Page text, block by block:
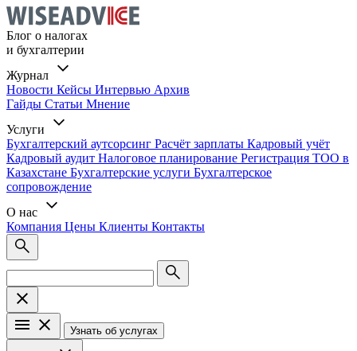
Блог о налогах
и бухгалтерии
Журнал
Новости Кейсы Интервью Архив
Гайды Статьи Мнение
Услуги
Бухгалтерский аутсорсинг Расчёт зарплаты Кадровый учёт
Кадровый аудит Налоговое планирование Регистрация ТОО в
Казахстане Бухгалтерские услуги Бухгалтерское
сопровождение
О нас
Компания Цены Клиенты Контакты
Узнать об услугах